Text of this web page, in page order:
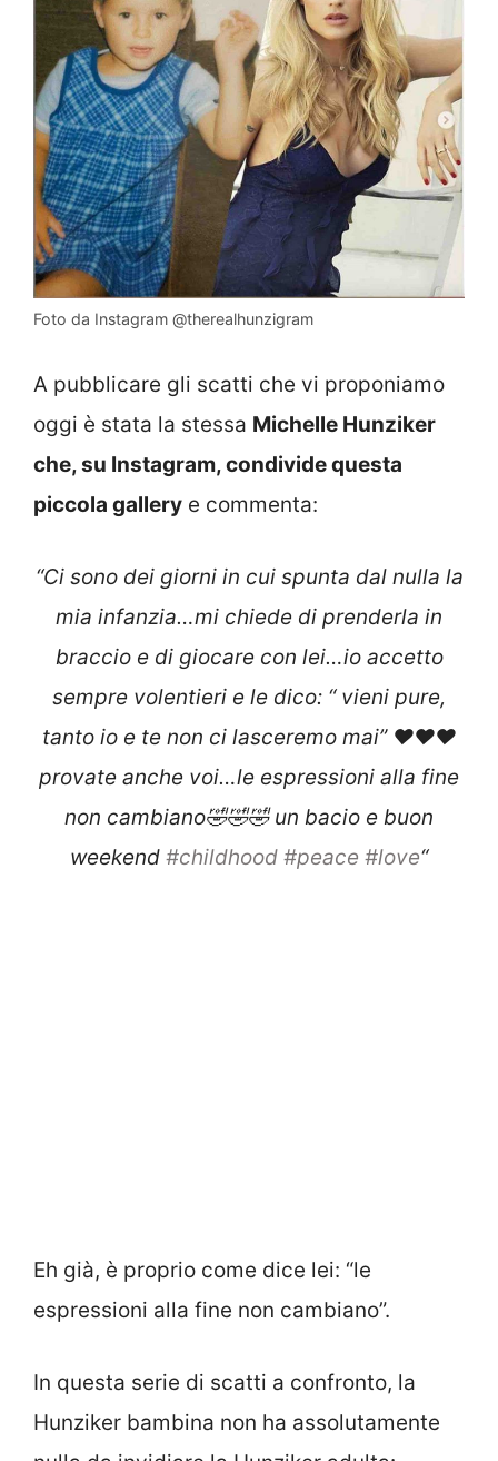
Foto da Instagram @therealhunzigram
A pubblicare gli scatti che vi proponiamo
oggi è stata la stessa Michelle Hunziker
che, su Instagram, condivide questa
piccola gallery e commenta:
“Ci sono dei giorni in cui spunta dal nulla la
mia infanzia…mi chiede di prenderla in
braccio e di giocare con lei…io accetto
sempre volentieri e le dico: “ vieni pure,
tanto io e te non ci lasceremo mai” ❤️❤️❤️
provate anche voi…le espressioni alla fine
non cambiano🤣🤣🤣 un bacio e buon
weekend #childhood #peace #love“
Eh già, è proprio come dice lei: “le
espressioni alla fine non cambiano”.
In questa serie di scatti a confronto, la
Hunziker bambina non ha assolutamente